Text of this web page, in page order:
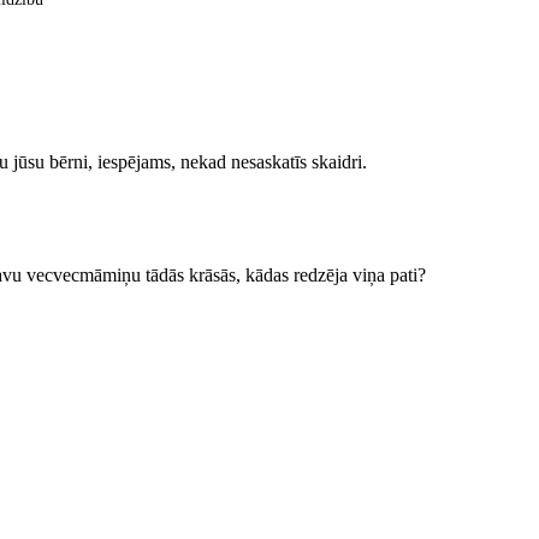
bērni, iespējams, nekad nesaskatīs skaidri.
vecvecmāmiņu tādās krāsās, kādas redzēja viņa pati?